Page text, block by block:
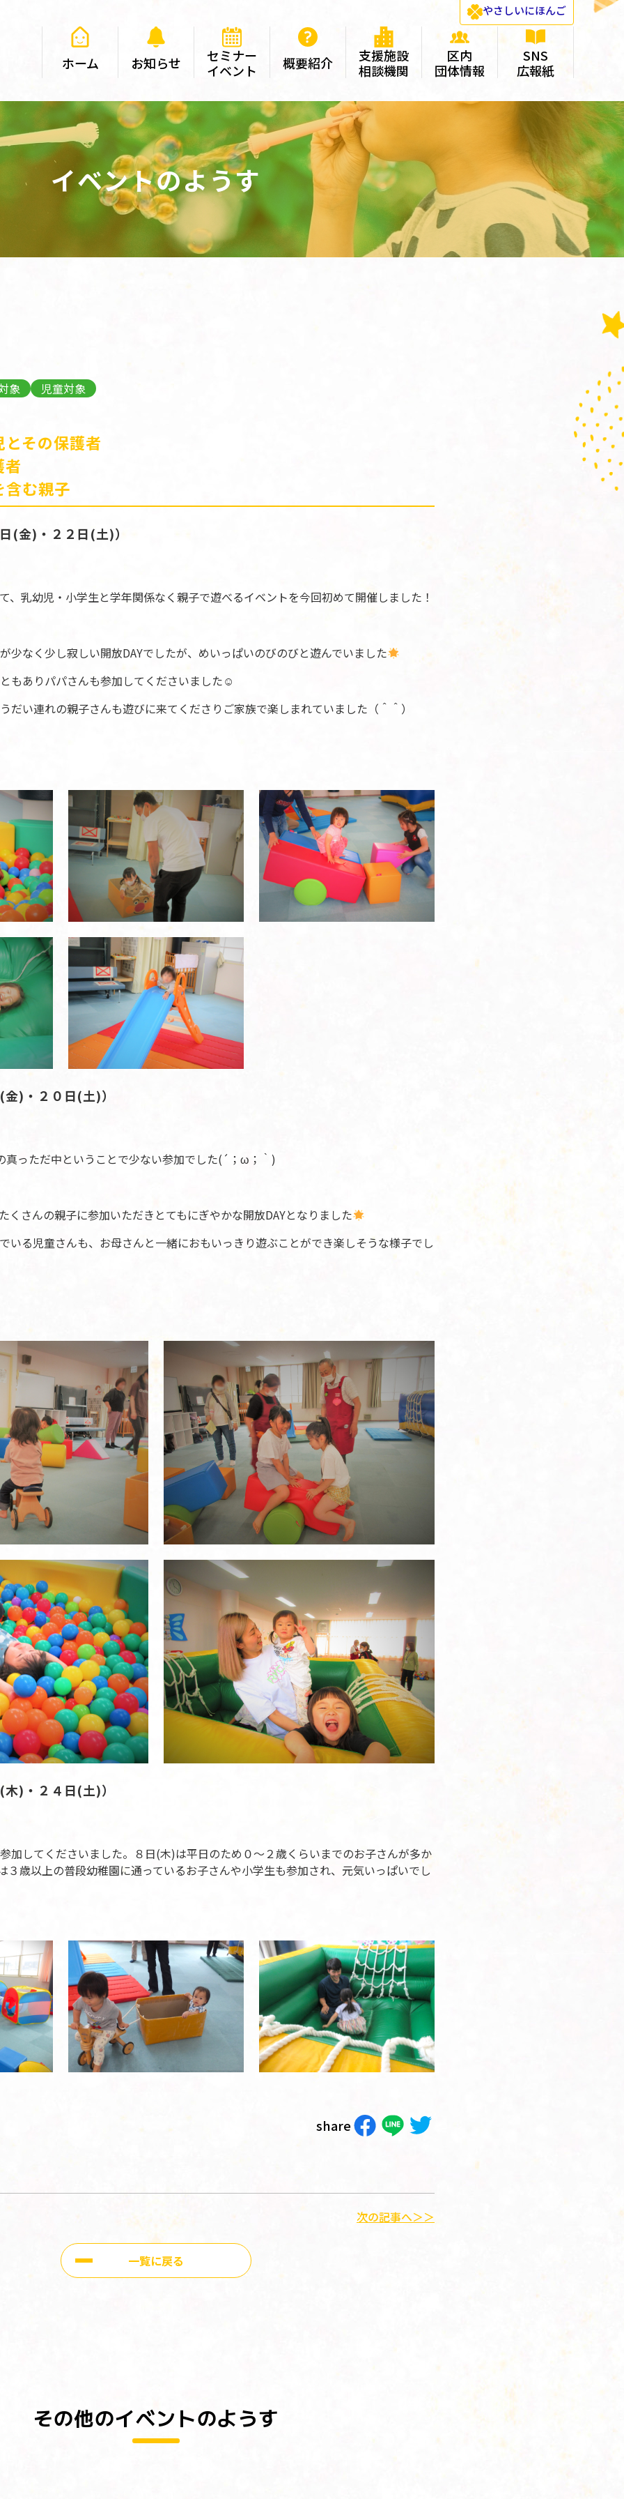
やさしいにほんご
ホーム お知らせ
セミナー
イベント
概要紹介
支援施設
相談機関
区内
団体情報
SNS
広報紙
イベントのようす
象 児童対象
その保護者
む親子
(金)・２２日(土)）
、乳幼児・小学生と学年関係なく親子で遊べるイベントを今回初めて開催しました！
少なく少し寂しい開放DAYでしたが、めいっぱいのびのびと遊んでいました
もありパパさんも参加してくださいました☺
だい連れの親子さんも遊びに来てくださりご家族で楽しまれていました（＾＾）
)・２０日(土)）
真っただ中ということで少ない参加でした(´；ω；｀)
くさんの親子に参加いただきとてもにぎやかな開放DAYとなりました
いる児童さんも、お母さんと一緒におもいっきり遊ぶことができ楽しそうな様子でし
)・２４日(土)）
加してくださいました。８日(木)は平日のため０～２歳くらいまでのお子さんが多か
３歳以上の普段幼稚園に通っているお子さんや小学生も参加され、元気いっぱいでし
share
一覧に戻る
次の記事へ＞＞
その他のイベントのようす